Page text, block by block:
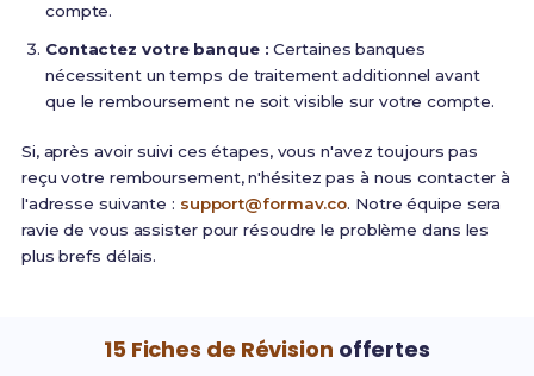
compte.
Contactez votre banque : Certaines banques
nécessitent un temps de traitement additionnel avant
que le remboursement ne soit visible sur votre compte.
Si, après avoir suivi ces étapes, vous n'avez toujours pas
reçu votre remboursement, n'hésitez pas à nous contacter à
l'adresse suivante : support@formav.co. Notre équipe sera
ravie de vous assister pour résoudre le problème dans les
plus brefs délais.
15 Fiches de Révision offertes